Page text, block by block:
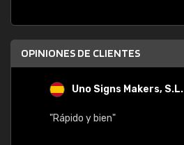
OPINIONES DE CLIENTES
Uno Signs Makers, S.L.
"Rápido y bien"